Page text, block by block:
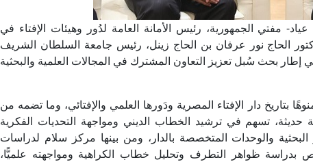
مفتي الجمهورية، رئيس الأمانة العامة لدُور وهيئات الإفتاء في
الحاج نور عرفان بن الحاج زينل، رئيس جامعة السلطان الشريف
إطار بحث سُبل تعزيز التعاون المشترك في المجالات العلمية والبحثية
بتاريخ دار الإفتاء المصرية ودَورها العلمي والإفتائي، وما تضمه من
تسهم في ترشيد الخطاب الديني ومواجهة التحديات الفكرية
والوحدات المتخصصة بالدار، ومن بينها مركز سلام لدراسات
بدراسة ظواهر التطرف وتحليل خطاب الكراهية ومواجهته علميًّا،